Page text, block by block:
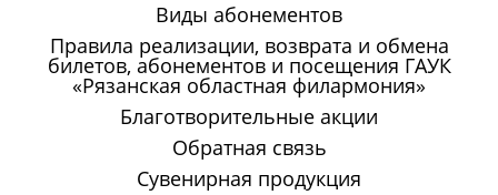
Виды абонементов
Правила реализации, возврата и обмена
билетов, абонементов и посещения ГАУК
«Рязанская областная филармония»
Благотворительные акции
Обратная связь
Сувенирная продукция